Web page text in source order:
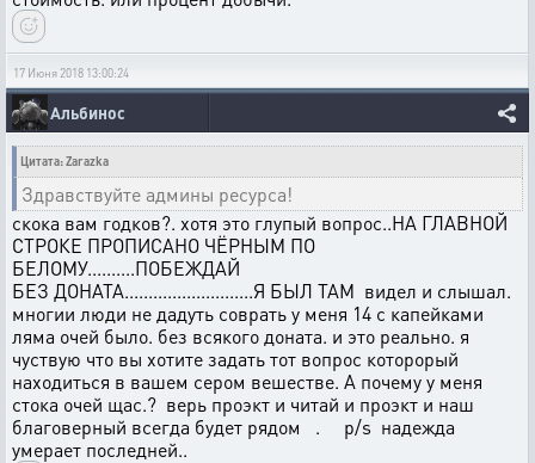
17 Июня 2018 13:00:24
Альбинос
Цитата: Zarazka
Здравствуйте админы ресурса!
скока вам годков?. хотя это глупый вопрос..НА ГЛАВНОЙ
СТРОКЕ ПРОПИСАНО ЧЁРНЫМ ПО
БЕЛОМУ..........ПОБЕЖДАЙ
БЕЗ ДОНАТА...........................Я БЫЛ ТАМ видел и слышал.
многии люди не дадуть соврать у меня 14 с капейками
ляма очей было. без всякого доната. и это реально. я
чуствую что вы хотите задать тот вопрос которорый
находиться в вашем сером вешестве. А почему у меня
стока очей щас.? верь проэкт и читай и проэкт и наш
благоверный всегда будет рядом . p/s надежда
умерает последней..